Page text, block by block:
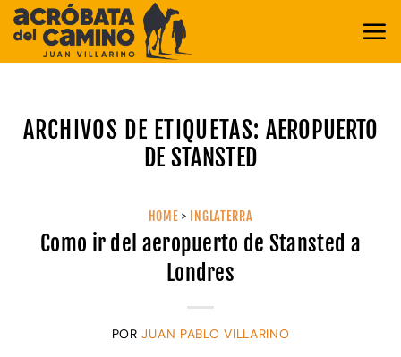
Saltar
contenido
ARCHIVOS DE ETIQUETAS:AEROPUERTO
DE STANSTED
HOME > INGLATERRA
Como ir del aeropuerto de Stansted a
Londres
PORJUAN PABLO VILLARINO